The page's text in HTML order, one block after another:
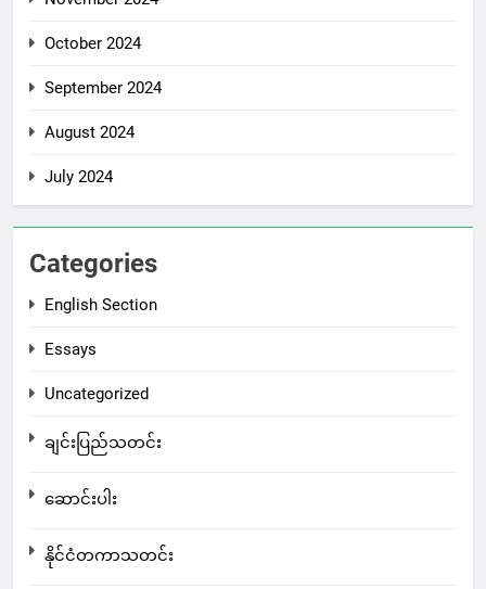
October 2024
September 2024
August 2024
July 2024
Categories
English Section
Essays
Uncategorized
ချင်းပြည်သတင်း
ဆောင်းပါး
နိုင်ငံတကာသတင်း